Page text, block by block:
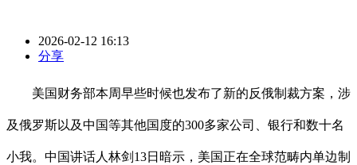
2026-02-12 16:13
分享
美国财务部本周早些时候也发布了新的反俄制裁方案，涉
及俄罗斯以及中国等其他国度的300多家公司、银行和数十名
小我。中国讲话人林剑13日暗示，美国正在全球范畴内单边制